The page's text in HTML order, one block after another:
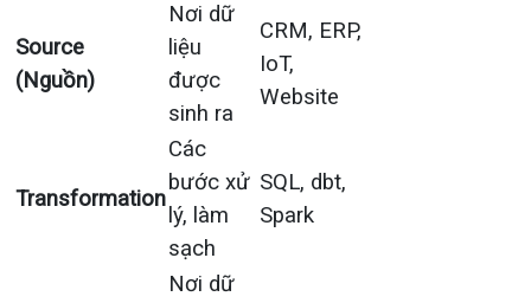
Source
(Nguồn)
Nơi dữ
liệu
được
sinh ra
CRM, ERP,
IoT,
Website
Transformation
Các
bước xử
lý, làm
sạch
SQL, dbt,
Spark
Nơi dữ